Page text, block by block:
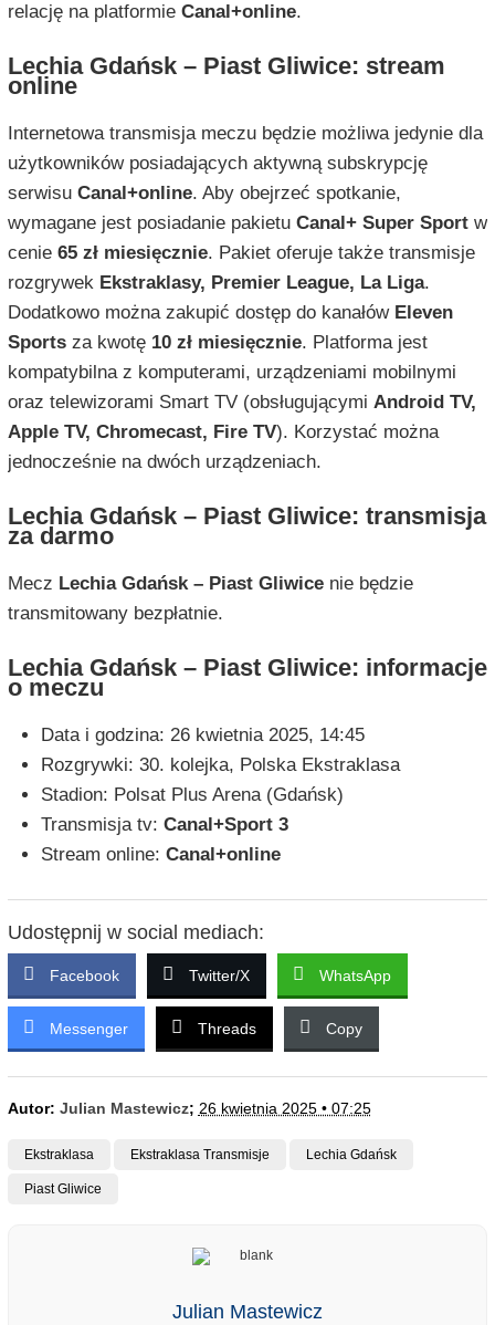
relację na platformie Canal+online.
Lechia Gdańsk – Piast Gliwice: stream
online
Internetowa transmisja meczu będzie możliwa jedynie dla
użytkowników posiadających aktywną subskrypcję
serwisu Canal+online. Aby obejrzeć spotkanie,
wymagane jest posiadanie pakietu Canal+ Super Sportw
cenie 65 zł miesięcznie. Pakiet oferuje także transmisje
rozgrywek Ekstraklasy, Premier League, La Liga.
Dodatkowo można zakupić dostęp do kanałów Eleven
Sportsza kwotę 10 zł miesięcznie. Platforma jest
kompatybilna z komputerami, urządzeniami mobilnymi
oraz telewizorami Smart TV (obsługującymi Android TV,
Apple TV, Chromecast, Fire TV). Korzystać można
jednocześnie na dwóch urządzeniach.
Lechia Gdańsk – Piast Gliwice: transmisja
za darmo
Mecz Lechia Gdańsk – Piast Gliwicenie będzie
transmitowany bezpłatnie.
Lechia Gdańsk – Piast Gliwice: informacje
o meczu
Data i godzina: 26 kwietnia 2025, 14:45
Rozgrywki: 30. kolejka, Polska Ekstraklasa
Stadion: Polsat Plus Arena (Gdańsk)
Transmisja tv: Canal+Sport 3
Stream online: Canal+online
Udostępnij w social mediach:
Facebook Twitter/X WhatsApp
Messenger Threads Copy
Autor: Julian Mastewicz; 26 kwietnia 2025 • 07:25
Ekstraklasa Ekstraklasa Transmisje Lechia Gdańsk
Piast Gliwice
Julian Mastewicz